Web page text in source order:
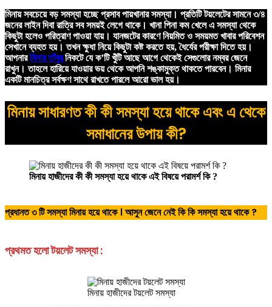
মিনায় সবচেয়ে বড় সমস্যা হচ্ছে প্রসাব পায়খানার সমস্যা। প্রতিটি টয়লেটের সামনে ৩/৪
জনের লাইন দিবা রাত্রি সব সময়ই লেগে থাকে। খানা পিনা কম খেলে এ সমস্যা থেকে
কিছুটা হলেও পরিত্রাণ পাওয়া যায়। যানজটের কারণে নিয়মিত ও সময়মত খাবার পরিবেশন
সেখানে ব্যহত হয়। তখন ক্ষুধা নিয়ে কিছুটা কষ্ট করতে হয়, ধৈর্যের পরীক্ষা দিতে হয়।
আপনারমিনার তাঁবুরনিকটে যে ক’টি খুঁটি আছে আগে থেকেই সেগুলোর নম্বর জেনে
রাখুন। তাহলে হারিয়ে যাওয়ার ভয় থেকে আপনি শঙ্কামুক্ত থাকতে পারবেন। মিনার
একটি মানচিত্র সর্বক্ষণ সাথে রাখতে পারলে আরো ভাল হয়।
মিনায় সাধারণত কী কী সমস্যা হয়ে থাকে এবং এ থেকে
সমাধানের উপায় কী?
মিনায় হাজীদের কী কী সমস্যা হয়ে থাকে এই বিষয়ে পরামর্শ কি ?
প্রধানত ৩ টি সমস্যা মিনায় হয়ে থাকে । আসুন জেনে নেই কি কি সমস্যা হয়ে থাকে ?
প্রথমত হলো টয়লেট সমস্যা :
মিনায় হাজীদের টয়লেট সমস্যা